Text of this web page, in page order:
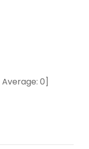
Average: 0]